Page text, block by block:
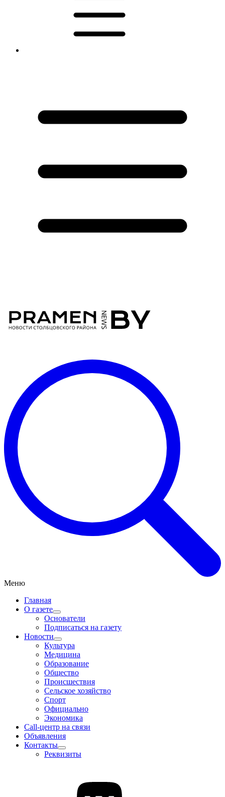
Меню
Главная
О газете
Основатели
Подписаться на газету
Новости
Культура
Медицина
Образование
Общество
Происшествия
Сельское хозяйство
Спорт
Официально
Экономика
Call-центр на связи
Объявления
Контакты
Реквизиты